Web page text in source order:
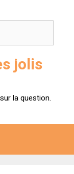
jolis
la question.